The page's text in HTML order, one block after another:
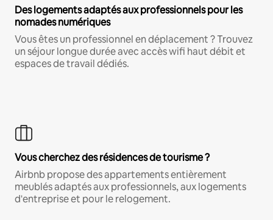
Des logements adaptés aux professionnels pour les
nomades numériques
Vous êtes un professionnel en déplacement ? Trouvez
un séjour longue durée avec accès wifi haut débit et
espaces de travail dédiés.
Vous cherchez des résidences de tourisme ?
Airbnb propose des appartements entièrement
meublés adaptés aux professionnels, aux logements
d'entreprise et pour le relogement.